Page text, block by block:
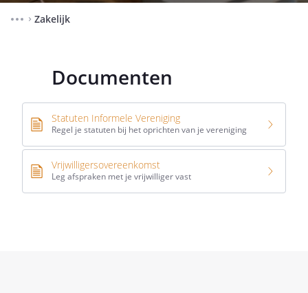
⌃ Zakelijk
Documenten
Statuten Informele Vereniging
Regel je statuten bij het oprichten van je vereniging
Vrijwilligersovereenkomst
Leg afspraken met je vrijwilliger vast